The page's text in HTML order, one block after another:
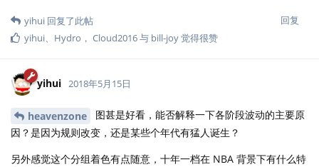
回复
yihui 回复了此帖
yihui、 Hydro ， Cloud2016与 bill-joy觉得很赞
yihui 2018年5月15日
heavenzone
图甚是好看，能否解释一下各阶段波动的主要原
因？是因为规则改变，还是某些个年代有猛人诞生？
另外感觉这个分组着色有点随意，十年一档在 NBA 背景下有什么特